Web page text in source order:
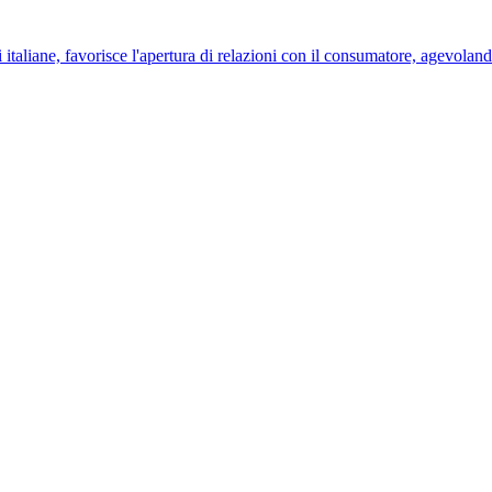
favorisce l'apertura di relazioni con il consumatore,